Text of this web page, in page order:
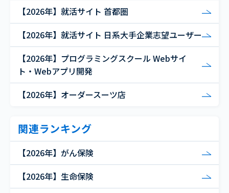
【2026年】就活サイト 首都圏
【2026年】就活サイト 日系大手企業志望ユーザー
【2026年】プログラミングスクール Webサイ
ト・Webアプリ開発
【2026年】オーダースーツ店
関連ランキング
【2026年】がん保険
【2026年】生命保険